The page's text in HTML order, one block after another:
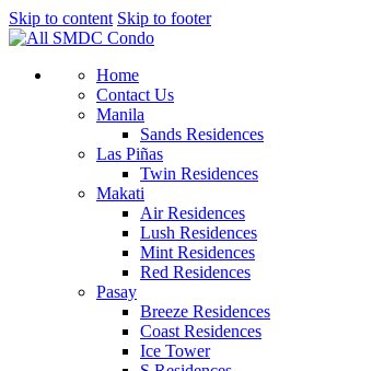
Skip to content Skip to footer
Home
Contact Us
Manila
Sands Residences
Las Piñas
Twin Residences
Makati
Air Residences
Lush Residences
Mint Residences
Red Residences
Pasay
Breeze Residences
Coast Residences
Ice Tower